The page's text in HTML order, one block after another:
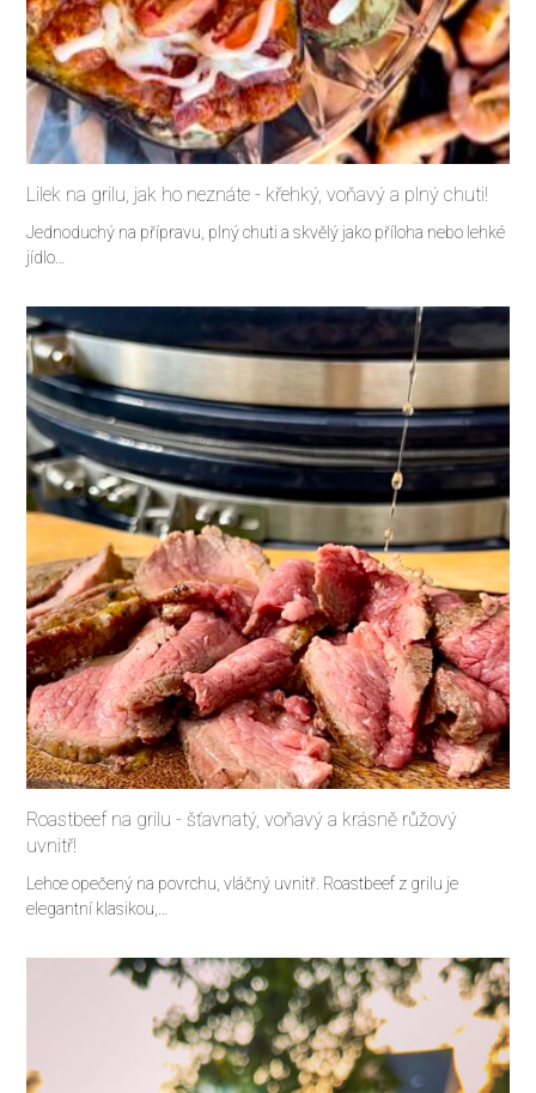
Lilek na grilu, jak ho neznáte - křehký, voňavý a plný chuti!
Jednoduchý na přípravu, plný chuti a skvělý jako příloha nebo lehké
jídlo…
Roastbeef na grilu - šťavnatý, voňavý a krásně růžový
uvnitř!
Lehce opečený na povrchu, vláčný uvnitř. Roastbeef z grilu je
elegantní klasikou,…